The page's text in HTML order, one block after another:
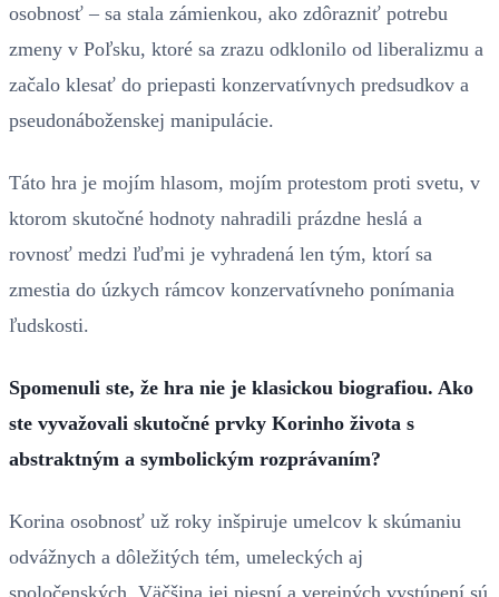
osobnosť – sa stala zámienkou, ako zdôrazniť potrebu
zmeny v Poľsku, ktoré sa zrazu odklonilo od liberalizmu a
začalo klesať do priepasti konzervatívnych predsudkov a
pseudonáboženskej manipulácie.
Táto hra je mojím hlasom, mojím protestom proti svetu, v
ktorom skutočné hodnoty nahradili prázdne heslá a
rovnosť medzi ľuďmi je vyhradená len tým, ktorí sa
zmestia do úzkych rámcov konzervatívneho ponímania
ľudskosti.
Spomenuli ste, že hra nie je klasickou biografiou. Ako
ste vyvažovali skutočné prvky Korinho života s
abstraktným a symbolickým rozprávaním?
Korina osobnosť už roky inšpiruje umelcov k skúmaniu
odvážnych a dôležitých tém, umeleckých aj
spoločenských. Väčšina jej piesní a verejných vystúpení sú